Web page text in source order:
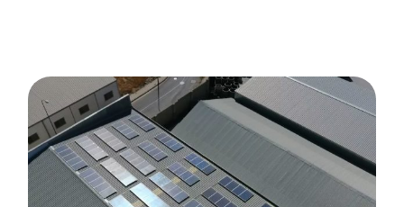
Installation
photovoltaïque pour
auto-consommation
de 37,26kw pour une